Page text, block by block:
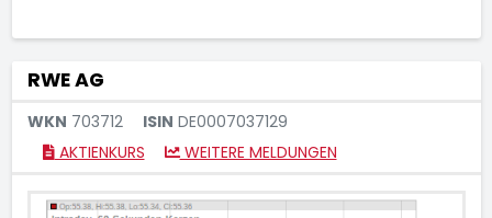
RWE AG
WKN 703712 ISIN DE0007037129
AKTIENKURS
WEITERE MELDUNGEN